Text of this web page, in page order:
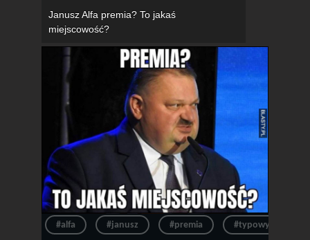
Janusz Alfa premia? To jakaś
miejscowość?
#alfa #janusz #premia #typowy janusz